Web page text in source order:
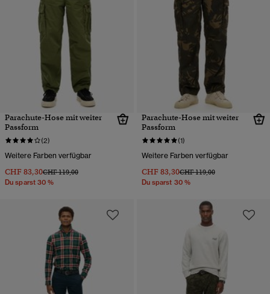
Parachute-Hose mit weiter
Passform
(2)
Weitere Farben verfügbar
CHF 83,30Preis wurde reduziert von
CHF 119,00bis
Du sparst 30 %
Parachute-Hose mit weiter
Passform
(1)
Weitere Farben verfügbar
CHF 83,30Preis wurde reduziert von
CHF 119,00bis
Du sparst 30 %